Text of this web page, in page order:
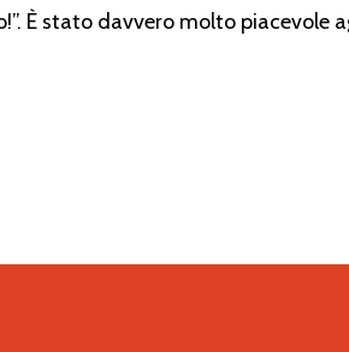
È stato davvero molto piacevole